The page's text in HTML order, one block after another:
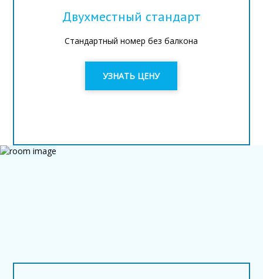
Двухместный стандарт
Стандартный номер без балкона
УЗНАТЬ ЦЕНУ